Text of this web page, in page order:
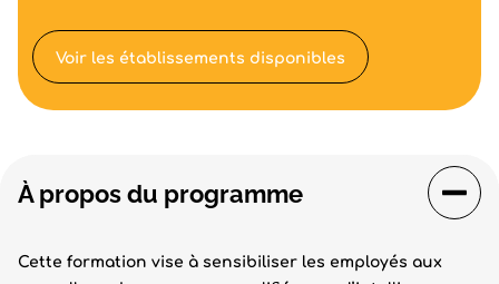
À propos du programme
Cette formation vise à sensibiliser les employés aux
Voir les établissements disponibles